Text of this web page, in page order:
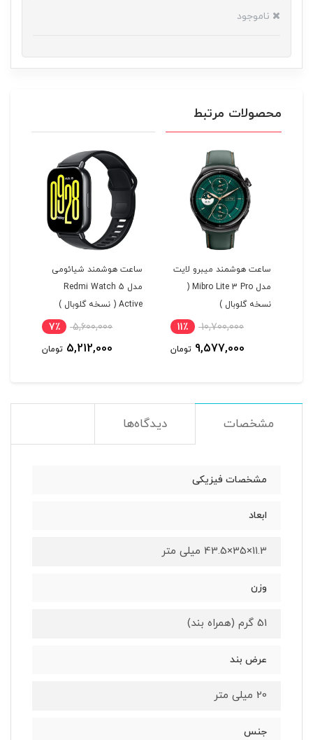
ناموجود
محصولات مرتبط
ساعت هوشمند میبرو لایت
مدل Mibro Lite 3 Pro (
نسخه گلوبال )
10,700,000 11٪
9,577,000 تومان
ساعت هوشمند شیائومی
مدل Redmi Watch 5
Active ( نسخه گلوبال )
5,600,000 7٪
5,212,000 تومان
مشخصات دیدگاه‌ها
مشخصات فیزیکی
ابعاد
11.3×35×43.5 میلی متر
وزن
51 گرم (همراه بند)
عرض بند
20 میلی متر
جنس